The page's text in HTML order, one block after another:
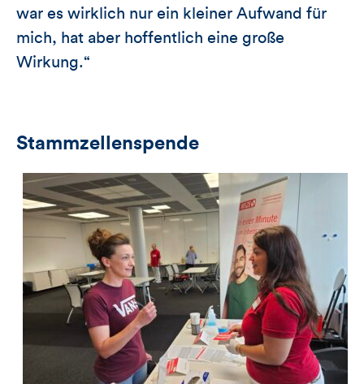
war es wirklich nur ein kleiner Aufwand für
mich, hat aber hoffentlich eine große
Wirkung.“
Stammzellenspende